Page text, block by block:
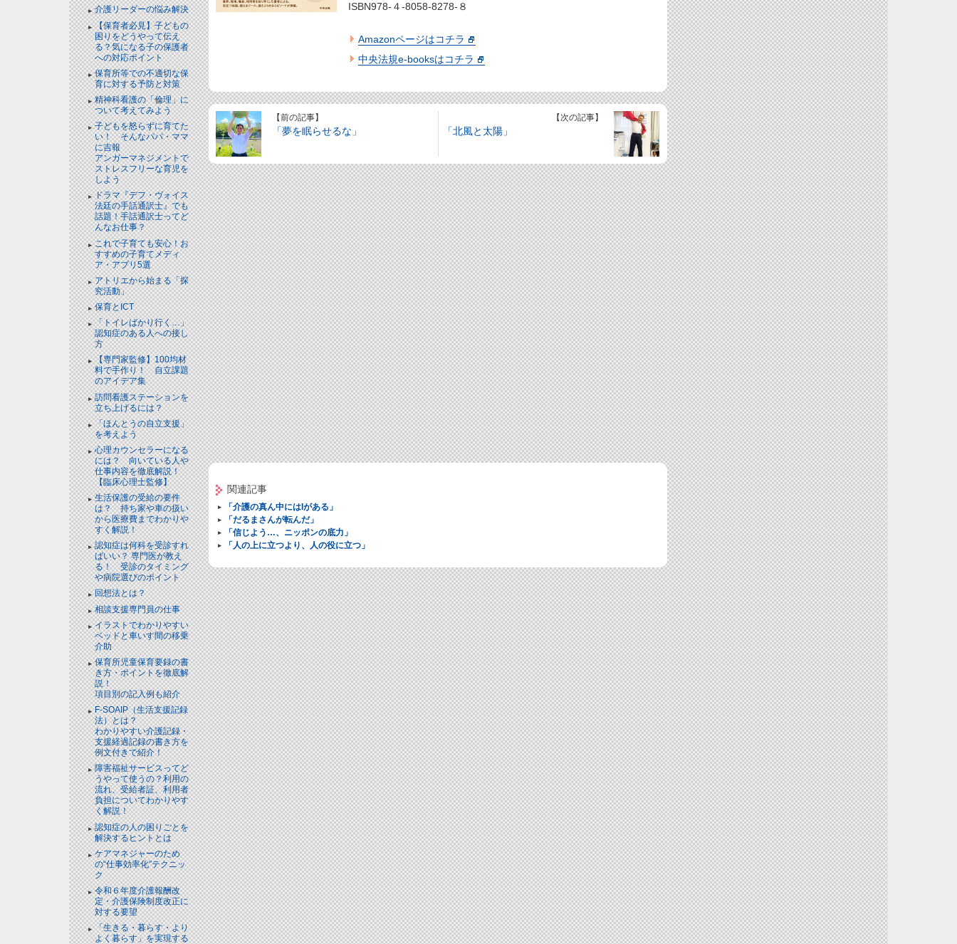
介護リーダーの悩み解決
【保育者必見】子どもの
困りをどうやって伝え
る？気になる子の保護者
への対応ポイント
保育所等での不適切な保
育に対する予防と対策
精神科看護の「倫理」に
ついて考えてみよう
子どもを怒らずに育てた
い！ そんなパパ・ママ
に吉報
アンガーマネジメントで
ストレスフリーな育児を
しよう
ドラマ『デフ・ヴォイス
法廷の手話通訳士』でも
話題！手話通訳士ってど
んなお仕事？
これで子育ても安心！お
すすめの子育てメディ
ア・アプリ5選
アトリエから始まる「探
究活動」
保育とICT
「トイレばかり行く…」
認知症のある人への接し
方
【専門家監修】100均材
料で手作り！ 自立課題
のアイデア集
訪問看護ステーションを
立ち上げるには？
「ほんとうの自立支援」
を考えよう
心理カウンセラーになる
には？ 向いている人や
仕事内容を徹底解説！
【臨床心理士監修】
生活保護の受給の要件
は？ 持ち家や車の扱い
から医療費までわかりや
すく解説！
認知症は何科を受診すれ
ばいい？ 専門医が教え
る！ 受診のタイミング
や病院選びのポイント
回想法とは？
相談支援専門員の仕事
イラストでわかりやすい
ベッドと⾞いす間の移乗
介助
保育所児童保育要録の書
き方・ポイントを徹底解
説！
項目別の記入例も紹介
F-SOAIP（生活支援記録
法）とは？
わかりやすい介護記録・
支援経過記録の書き方を
例文付きで紹介！
障害福祉サービスってど
うやって使うの？利用の
流れ、受給者証、利用者
負担についてわかりやす
く解説！
認知症の人の困りごとを
解決するヒントとは
ケアマネジャーのため
の“仕事効率化”テクニッ
ク
令和６年度介護報酬改
定・介護保険制度改正に
対する要望
「生きる・暮らす・より
よく暮らす」を実現する
ISBN978-４-8058-8278-８
Amazonページはコチラ
中央法規e-booksはコチラ
【前の記事】
「夢を眠らせるな」
【次の記事】
「北風と太陽」
関連記事
「介護の真ん中にはIがある」
「だるまさんが転んだ」
「信じよう…、ニッポンの底力」
「人の上に立つより、人の役に立つ」